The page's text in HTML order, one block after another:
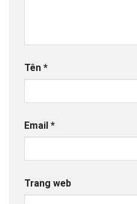
Tên *
Email *
Trang web